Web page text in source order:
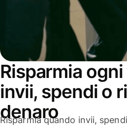
Risparmia
invii, spendi o
denaro
Risparmia quando invii,